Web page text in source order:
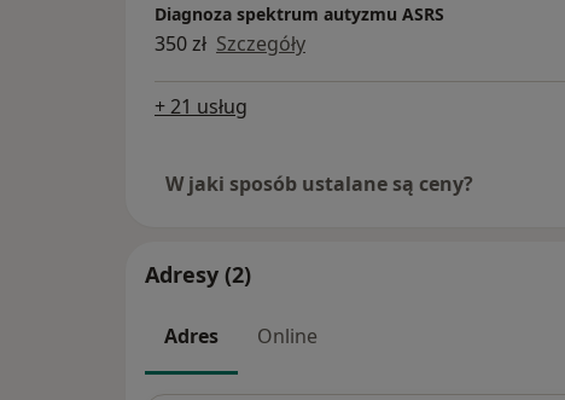
Diagnoza spektrum autyzmu ASRS
350 zł Szczegóły
+ 21 usług
W jaki sposób ustalane są ceny?
Adresy (2)
Adres Online